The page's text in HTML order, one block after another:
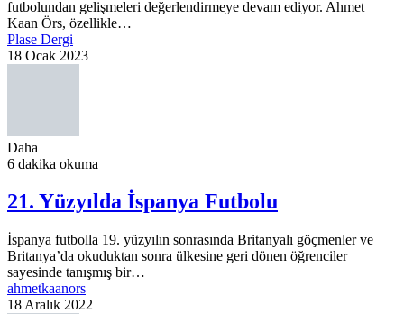
futbolundan gelişmeleri değerlendirmeye devam ediyor. Ahmet
Kaan Örs, özellikle…
Plase Dergi
18 Ocak 2023
Daha
6 dakika okuma
21. Yüzyılda İspanya Futbolu
İspanya futbolla 19. yüzyılın sonrasında Britanyalı göçmenler ve
Britanya’da okuduktan sonra ülkesine geri dönen öğrenciler
sayesinde tanışmış bir…
ahmetkaanors
18 Aralık 2022